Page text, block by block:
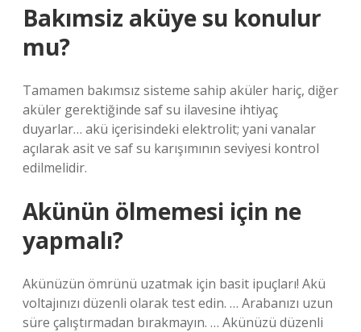
Bakımsiz aküye su konulur
mu?
Tamamen bakımsız sisteme sahip aküler hariç, diğer
aküler gerektiğinde saf su ilavesine ihtiyaç
duyarlar… akü içerisindeki elektrolit; yani vanalar
açılarak asit ve saf su karışımının seviyesi kontrol
edilmelidir.
Akünün ölmemesi için ne
yapmalı?
Akünüzün ömrünü uzatmak için basit ipuçları! Akü
voltajınızı düzenli olarak test edin. … Arabanızı uzun
süre çalıştırmadan bırakmayın. … Akünüzü düzenli